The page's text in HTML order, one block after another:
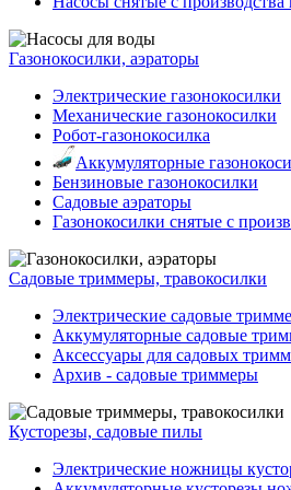
Газонокосилки, аэраторы
Электрические газонокосилки
Механические газонокосилки
Робот-газонокосилка
Аккумуляторные
Бензиновые газонокосилки
Садовые аэраторы
Газонокосилки снятые с
Садовые триммеры, травокосилки
Электрические садовые
Аккумуляторные садовые
Аксессуары для садовых
Архив - садовые триммеры
Кусторезы, садовые пилы
Электрические ножницы